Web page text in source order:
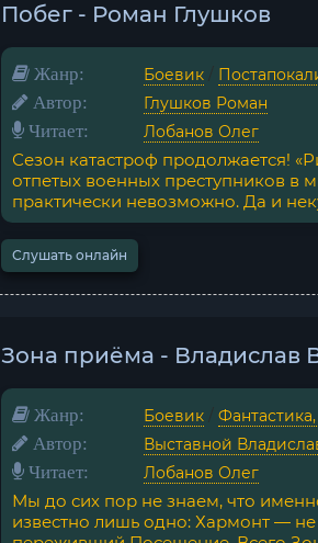
Побег - Роман Глушков
Жанр: Боевик
Автор: Глушков Роман
Читает: Лобанов Олег
Сезон катастроф продолжается!
отпетых военных преступников в
практически невозможно. Да и
Слушать онлайн
Зона приёма - Владислав
Жанр: Боевик
Автор: Выставной
Читает: Лобанов Олег
Мы до сих пор не знаем, что
известно лишь одно: Хармонт —